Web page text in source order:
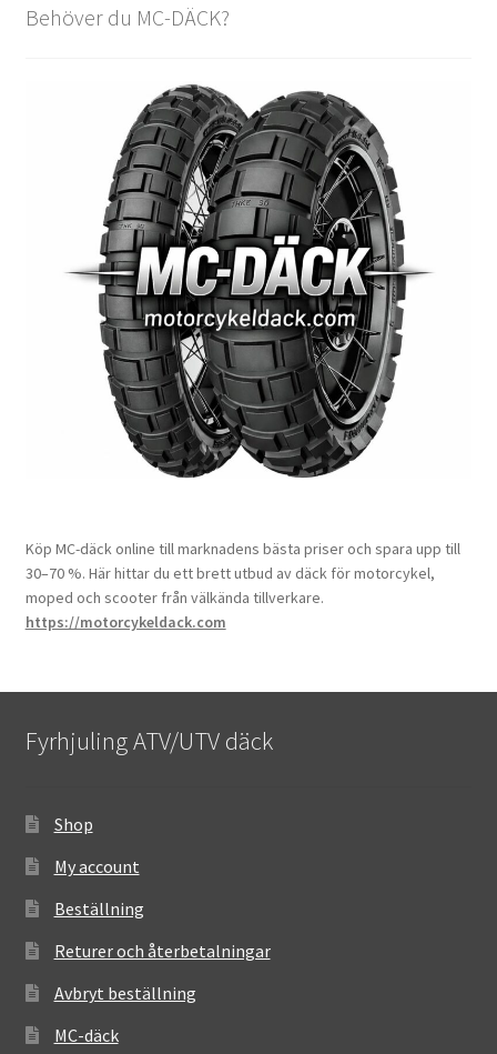
Behöver du MC-DÄCK?
Köp MC-däck online till marknadens bästa priser och spara upp till
30–70 %. Här hittar du ett brett utbud av däck för motorcykel,
moped och scooter från välkända tillverkare.
https://motorcykeldack.com
Fyrhjuling ATV/UTV däck
Shop
My account
Beställning
Returer och återbetalningar
Avbryt beställning
MC-däck